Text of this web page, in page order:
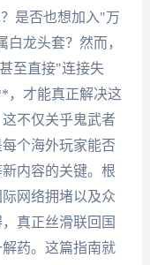
是否也想加入"万
龙头套？然而，
至直接"连接失
，才能真正解决这
不仅关乎鬼武者
个海外玩家能否
内容的关键。根
网络拥堵以及众
真正丝滑联回国
药。这篇指南就